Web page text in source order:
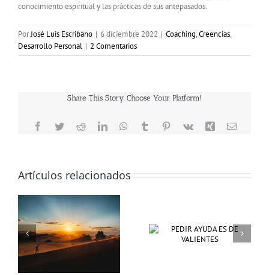
conocimiento espiritual y las prácticas de sus antepasados.
PorJosé Luis Escribano | 6 diciembre 2022 | Coaching,Creencias,
Desarrollo Personal | 2 Comentarios
Share This Story, Choose Your Platform!
Facebook
TwitterRedditLinkedInWhatsApp
TumblrPinterest
Vk Xing Correo
Artículos relacionados